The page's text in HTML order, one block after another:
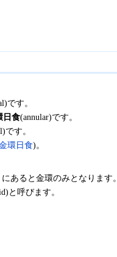
です。
日食(annular)です。
です。
環日食)。
あると金環のみとなります。
と呼びます。